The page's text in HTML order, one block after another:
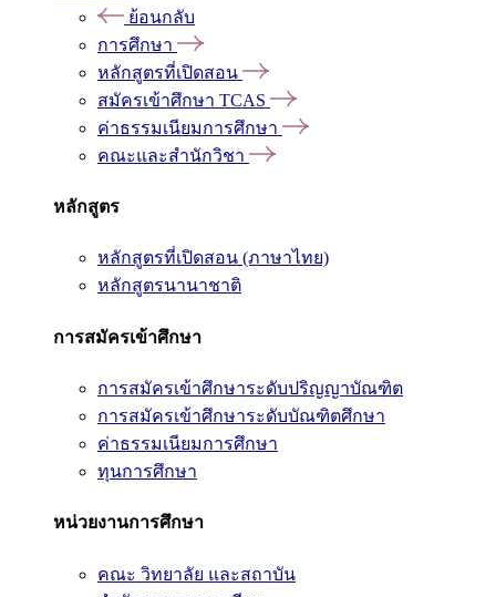
ย้อนกลับ
การศึกษา
หลักสูตรที่เปิดสอน
สมัครเข้าศึกษา TCAS
ค่าธรรมเนียมการศึกษา
คณะและสำนักวิชา
หลักสูตร
หลักสูตรที่เปิดสอน (ภาษาไทย)
หลักสูตรนานาชาติ
การสมัครเข้าศึกษา
การสมัครเข้าศึกษาระดับปริญญาบัณฑิต
การสมัครเข้าศึกษาระดับบัณฑิตศึกษา
ค่าธรรมเนียมการศึกษา
ทุนการศึกษา
หน่วยงานการศึกษา
คณะ วิทยาลัย และสถาบัน